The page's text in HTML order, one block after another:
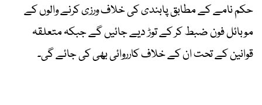
حکم نامے کے مطابق پابندی کی خلاف ورزی کرنے والوں کے
موبائل فون ضبط کر کے توڑ دیے جائیں گے جبکہ متعلقہ
قوانین کے تحت ان کے خلاف کارروائی بھی کی جائے گی۔